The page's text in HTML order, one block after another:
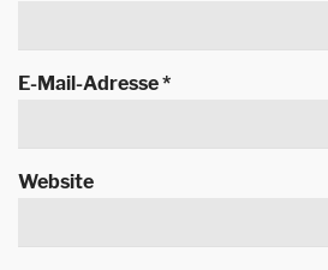
E-Mail-Adresse*
Website